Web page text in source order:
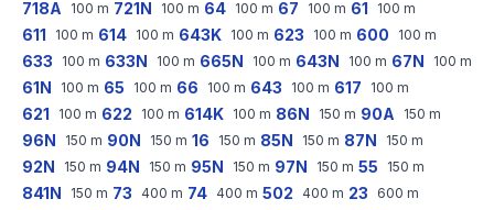
718A 100 m 721N 100 m 64 100 m 67 100 m 61 100 m
611 100 m 614 100 m 643K 100 m 623 100 m 600 100 m
633 100 m 633N 100 m 665N 100 m 643N 100 m 67N 100 m
61N 100 m 65 100 m 66 100 m 643 100 m 617 100 m
621 100 m 622 100 m 614K 100 m 86N 150 m 90A 150 m
96N 150 m 90N 150 m 16 150 m 85N 150 m 87N 150 m
92N 150 m 94N 150 m 95N 150 m 97N 150 m 55 150 m
841N 150 m 73 400 m 74 400 m 502 400 m 23 600 m